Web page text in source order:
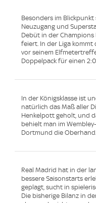
Besonders im
Neuzugang und
Debüt in der
feiert. In der Liga kommt
vor seinem
Doppelpack für einen
In der Königsklasse ist
natürlich das Maß aller
Henkelpott geholt, und
behielt man im
Dortmund die Oberhand.
Real Madrid hat in der
bessere Saisonstarts
geplagt, sucht in
Die bisherige Bilanz in